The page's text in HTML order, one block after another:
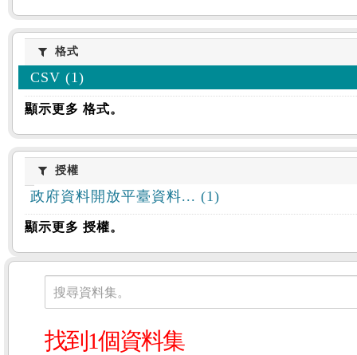
格式格式
CSV (1)
顯示更多 格式。
授權授權
政府資料開放平臺資料... (1)
顯示更多 授權。
資料集
搜尋資料集。
找到1個資料集